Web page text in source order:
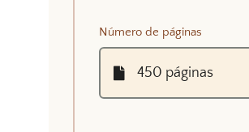
Número de páginas